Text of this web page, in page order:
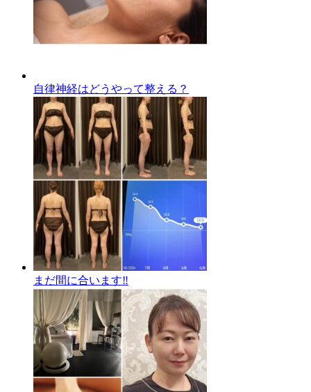
自律神経はどうやって整える？
まだ間に合います‼️